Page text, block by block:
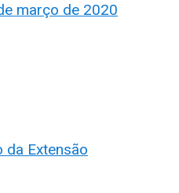
março de 2020
da Extensão